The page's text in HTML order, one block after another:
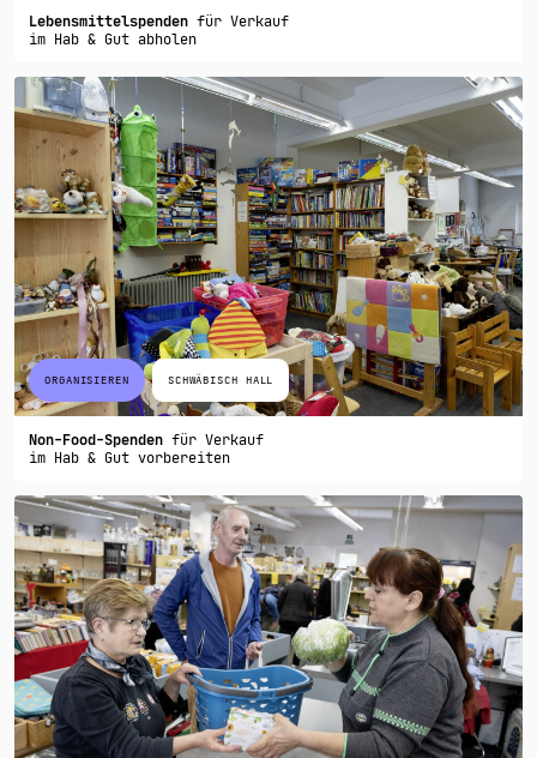
Lebensmittelspenden für Verkauf
im Hab & Gut abholen
ORGANISIEREN SCHWÄBISCH HALL
Non-Food-Spenden für Verkauf
im Hab & Gut vorbereiten